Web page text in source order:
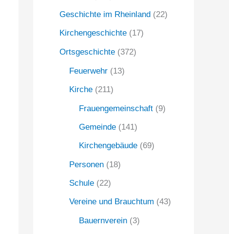
Geschichte im Rheinland (22)
Kirchengeschichte (17)
Ortsgeschichte (372)
Feuerwehr (13)
Kirche (211)
Frauengemeinschaft (9)
Gemeinde (141)
Kirchengebäude (69)
Personen (18)
Schule (22)
Vereine und Brauchtum (43)
Bauernverein (3)